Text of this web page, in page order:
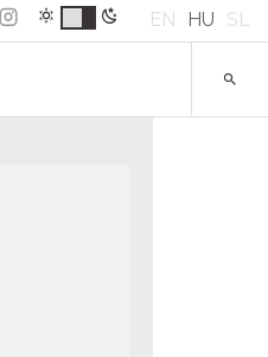
EN HU SL